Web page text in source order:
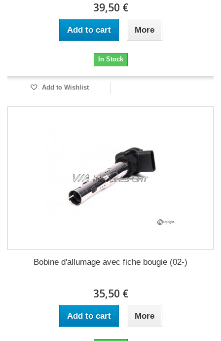
39,50 €
Add to cart More
In Stock
Add to Wishlist
Bobine d'allumage avec fiche bougie (02-)
35,50 €
Add to cart More